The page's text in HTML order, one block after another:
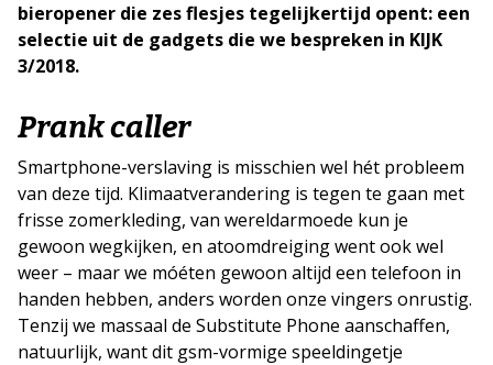
bieropener die zes flesjes tegelijkertijd opent: een
selectie uit de gadgets die we bespreken in KIJK
3/2018.
Prank caller
Smartphone-verslaving is misschien wel hét probleem
van deze tijd. Klimaatverandering is tegen te gaan met
frisse zomerkleding, van wereldarmoede kun je
gewoon wegkijken, en atoomdreiging went ook wel
weer – maar we móéten gewoon altijd een telefoon in
handen hebben, anders worden onze vingers onrustig.
Tenzij we massaal de Substitute Phone aanschaffen,
natuurlijk, want dit gsm-vormige speeldingetje